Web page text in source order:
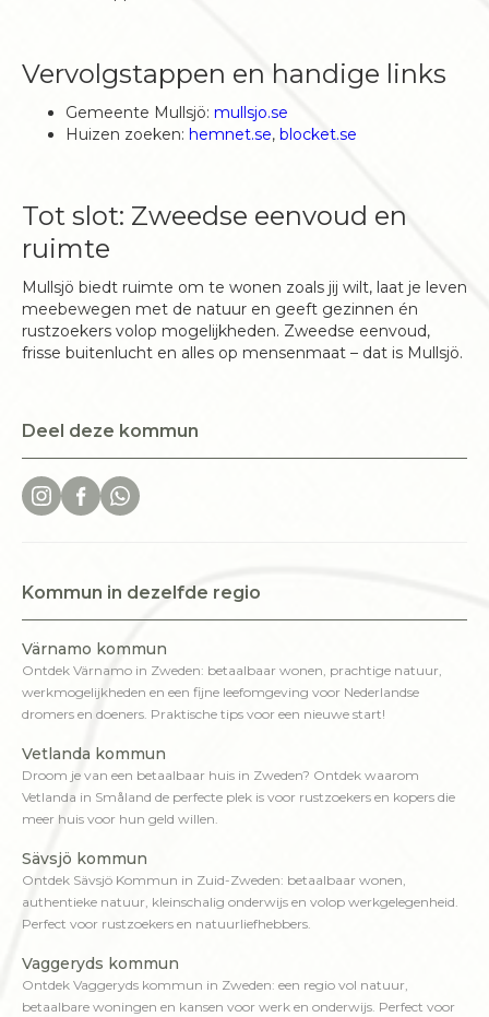
Vervolgstappen en handige links
Gemeente Mullsjö: mullsjo.se
Huizen zoeken: hemnet.se, blocket.se
Tot slot: Zweedse eenvoud en
ruimte
Mullsjö biedt ruimte om te wonen zoals jij wilt, laat je leven
meebewegen met de natuur en geeft gezinnen én
rustzoekers volop mogelijkheden. Zweedse eenvoud,
frisse buitenlucht en alles op mensenmaat – dat is Mullsjö.
Deel deze kommun
Kommun in dezelfde regio
Värnamo kommun
Ontdek Värnamo in Zweden: betaalbaar wonen, prachtige natuur,
werkmogelijkheden en een fijne leefomgeving voor Nederlandse
dromers en doeners. Praktische tips voor een nieuwe start!
Vetlanda kommun
Droom je van een betaalbaar huis in Zweden? Ontdek waarom
Vetlanda in Småland de perfecte plek is voor rustzoekers en kopers die
meer huis voor hun geld willen.
Sävsjö kommun
Ontdek Sävsjö Kommun in Zuid-Zweden: betaalbaar wonen,
authentieke natuur, kleinschalig onderwijs en volop werkgelegenheid.
Perfect voor rustzoekers en natuurliefhebbers.
Vaggeryds kommun
Ontdek Vaggeryds kommun in Zweden: een regio vol natuur,
betaalbare woningen en kansen voor werk en onderwijs. Perfect voor